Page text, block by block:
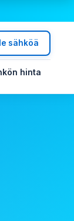
sähköä
hinta